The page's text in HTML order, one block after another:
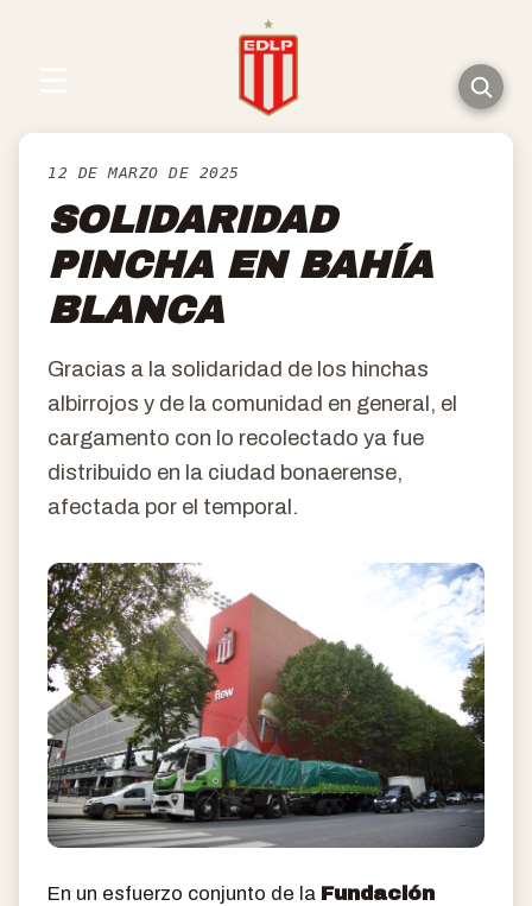
12 DE MARZO DE 2025
SOLIDARIDAD
PINCHA EN BAHÍA
BLANCA
Gracias a la solidaridad de los hinchas
albirrojos y de la comunidad en general, el
cargamento con lo recolectado ya fue
distribuido en la ciudad bonaerense,
afectada por el temporal.
En un esfuerzo conjunto de la Fundación